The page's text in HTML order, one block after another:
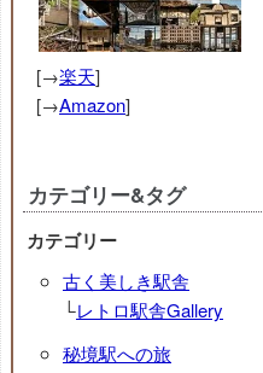
[→楽天]
[→Amazon]
カテゴリー&タグ
カテゴリー
古く美しき駅舎
└レトロ駅舎Gallery
秘境駅への旅